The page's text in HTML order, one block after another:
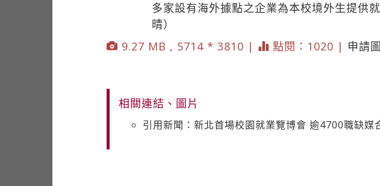
多家設有海外據點之企業為本校境外生提供
晴）
9.27 MB , 5714 * 3810 |
點閱：1020 | 申請
相關連結、圖片
引用新聞：新北首場校園就業覽博會 逾4700職缺媒